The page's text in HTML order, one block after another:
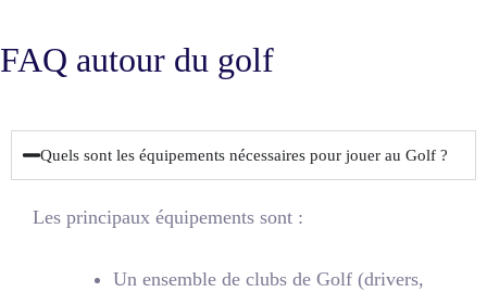
FAQ autour du golf
Quels sont les équipements nécessaires pour jouer au Golf ?
Les principaux équipements sont :
Un ensemble de clubs de Golf (drivers,